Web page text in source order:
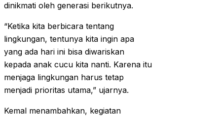
dinikmati oleh generasi berikutnya.
“Ketika kita berbicara tentang
lingkungan, tentunya kita ingin apa
yang ada hari ini bisa diwariskan
kepada anak cucu kita nanti. Karena itu
menjaga lingkungan harus tetap
menjadi prioritas utama,” ujarnya.
Kemal menambahkan, kegiatan